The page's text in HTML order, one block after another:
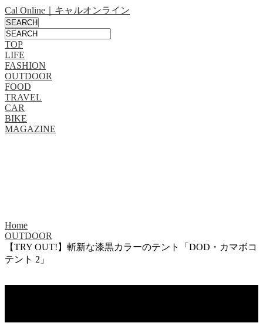
Cal Online｜キャルオンライン
TOP
LIFE
FASHION
OUTDOOR
FOOD
TRAVEL
CAR
BIKE
MAGAZINE
Home
OUTDOOR
【TRY OUT!】斬新な漆黒カラーのテント「DOD・カマボコ
テント 2」